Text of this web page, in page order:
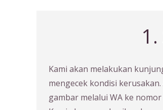
Kami akan melakukan
mengecek kondisi
gambar melalui WA ke nomor